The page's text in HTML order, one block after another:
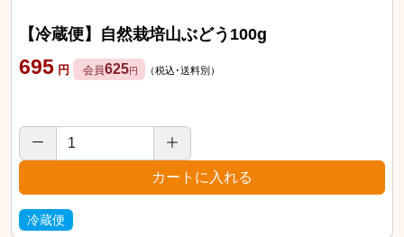
【冷蔵便】自然栽培山ぶどう100g
695 円 会員625円 （税込･送料別）
冷蔵便